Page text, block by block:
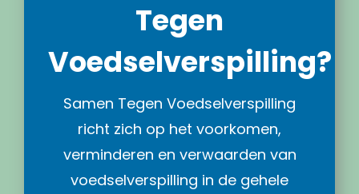
Tegen
Voedselverspilling?
Samen Tegen Voedselverspilling
richt zich op het voorkomen,
verminderen en verwaarden van
voedselverspilling in de gehele